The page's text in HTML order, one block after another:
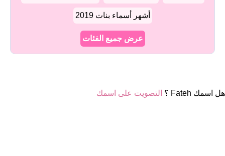
أشهر أسماء بنات 2019
عرض جميع الفئات
هل اسمك Fateh ؟ التصويت على اسمك